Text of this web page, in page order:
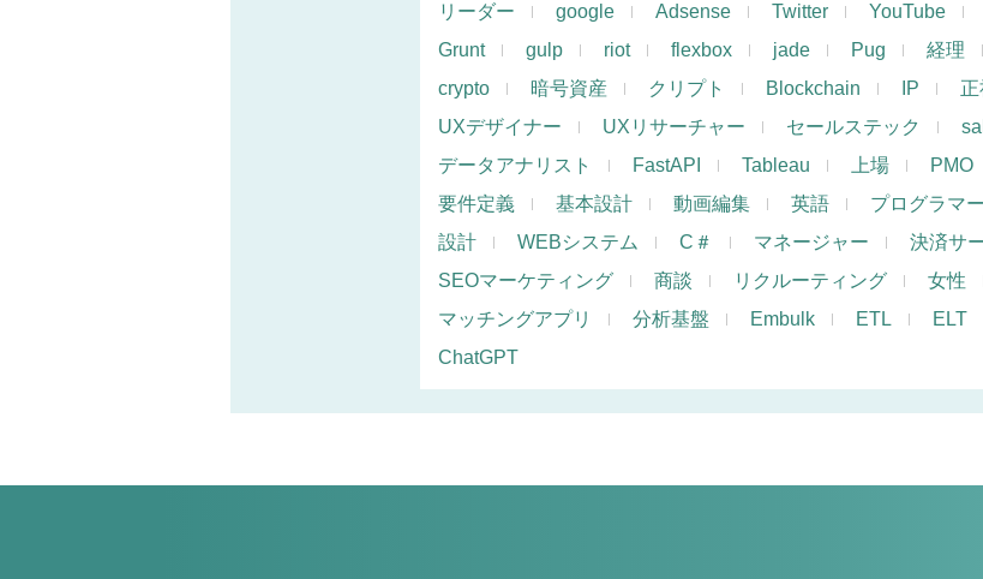
リーダー
google Adsense Twitter YouTube
Grunt
gulp riot flexbox jade Pug 経理
crypto
暗号資産 クリプト Blockchain IP 正
UXデザイナー
UXリサーチャー セールステック
データアナリスト
FastAPI Tableau 上場 PMO
要件定義
基本設計 動画編集 英語 プログラマー
設計
WEBシステム C＃ マネージャー 決済サ
SEOマーケティング
商談 リクルーティング 女性
マッチングアプリ
分析基盤 Embulk ETL ELT
ChatGPT